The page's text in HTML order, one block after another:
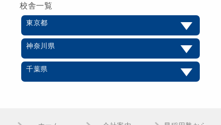
校舎一覧
東京都
神奈川県
千葉県